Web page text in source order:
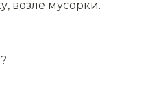
возле мусорки.